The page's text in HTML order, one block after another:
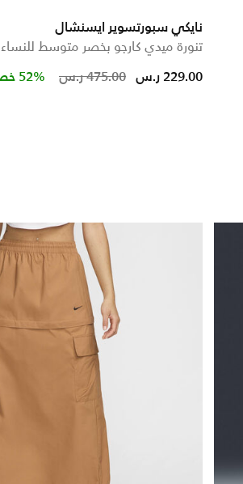
نايكي سبورتسوير ايسنشال
تنورة ميدي كارجو بخصر متوسط للنساء
Price reduced from475.00 ر.س to229.00 ر.س 52% خصم